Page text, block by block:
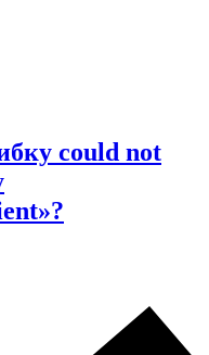
could not